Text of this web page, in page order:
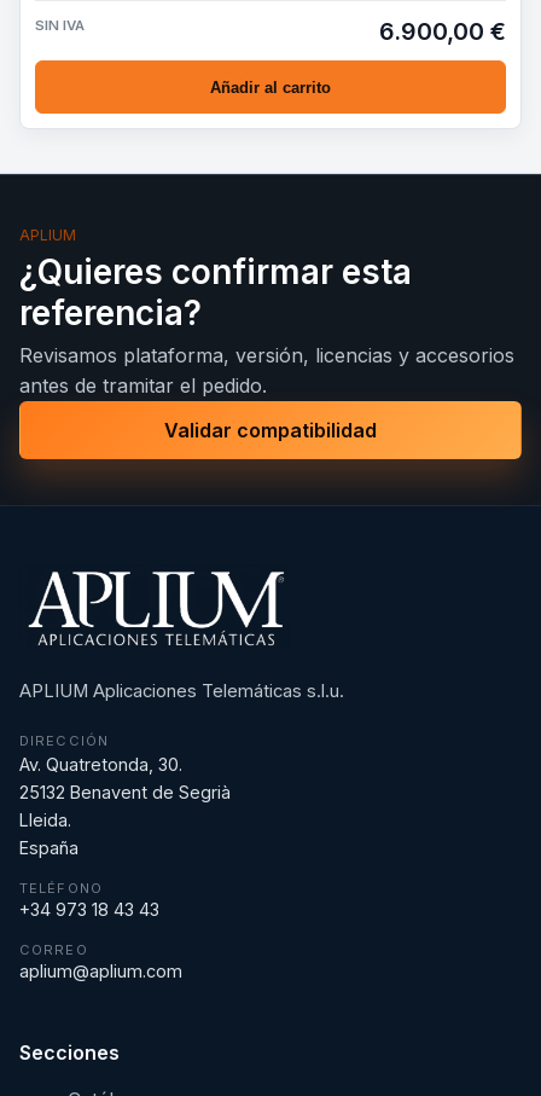
SIN IVA 6.900,00 €
Añadir al carrito
APLIUM
¿Quieres confirmar esta
referencia?
Revisamos plataforma, versión, licencias y accesorios
antes de tramitar el pedido.
Validar compatibilidad
APLIUM Aplicaciones Telemáticas s.l.u.
DIRECCIÓN
Av. Quatretonda, 30.
25132 Benavent de Segrià
Lleida.
España
TELÉFONO
+34 973 18 43 43
CORREO
aplium@aplium.com
Secciones